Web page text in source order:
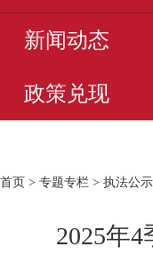
新闻动态
政策兑现
首页 > 专题专栏 > 执法公示
2025年